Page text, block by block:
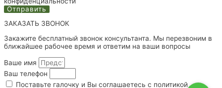
Отправить
ЗАКАЗАТЬ ЗВОНОК
Закажите бесплатный звонок консультанта. Мы перезвоним в
ближайшее рабочее время и ответим на ваши вопросы
Ваше имя
Ваш телефон
Поставьте галочку и Вы соглашаетесь с политикой